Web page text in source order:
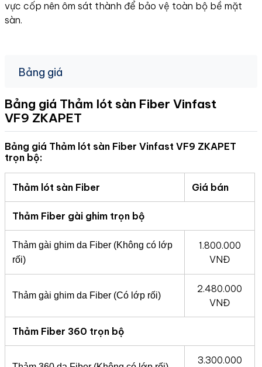
vực cốp nên ôm sát thành để bảo vệ toàn bộ bề mặt
sàn.
Bảng giá
Bảng giá Thảm lót sàn Fiber Vinfast
VF9 ZKAPET
Bảng giá Thảm lót sàn Fiber Vinfast VF9 ZKAPET
trọn bộ:
Thảm lót sàn Fiber Giá bán
Thảm Fiber gài ghim trọn bộ
Thảm gài ghim da Fiber (Không có lớp
rối)
1.800.000
VNĐ
Thảm gài ghim da Fiber (Có lớp rối)
2.480.000
VNĐ
Thảm Fiber 360 trọn bộ
3.300.000